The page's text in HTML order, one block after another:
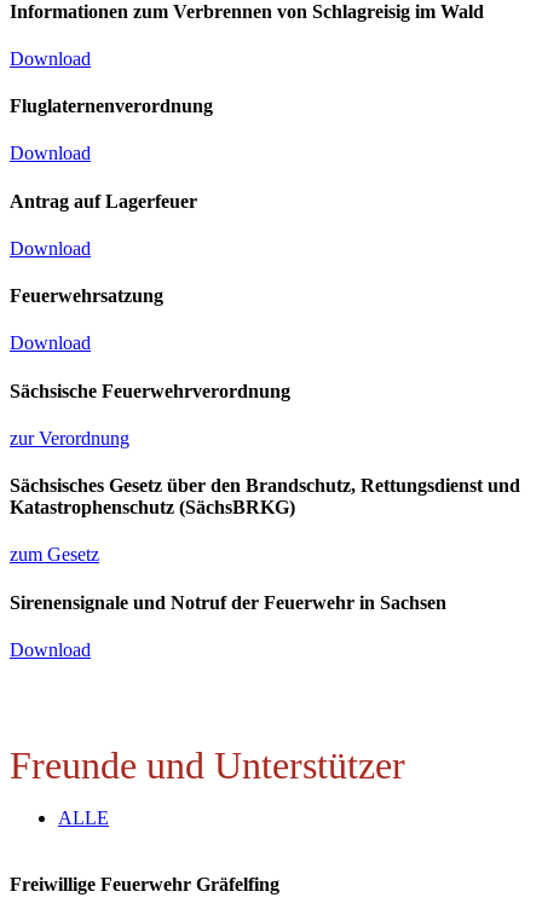
Informationen zum Verbrennen von Schlagreisig im Wald
Download
Fluglaternenverordnung
Download
Antrag auf Lagerfeuer
Download
Feuerwehrsatzung
Download
Sächsische Feuerwehrverordnung
zur Verordnung
Sächsisches Gesetz über den Brandschutz, Rettungsdienst und
Katastrophenschutz (SächsBRKG)
zum Gesetz
Sirenensignale und Notruf der Feuerwehr in Sachsen
Download
Freunde und Unterstützer
ALLE
Freiwillige Feuerwehr Gräfelfing